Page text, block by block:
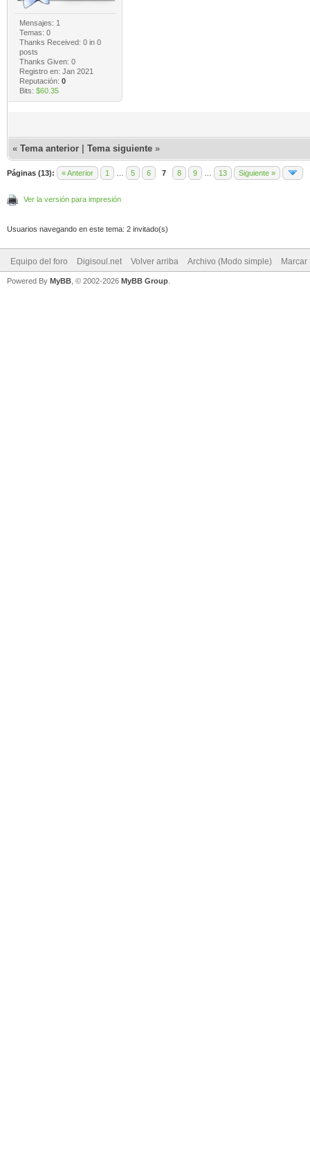
Mensajes: 1
Temas: 0
Thanks Received: 0in 0
posts
Thanks Given: 0
Registro en: Jan 2021
Reputación: 0
Bits: $60.35
« Tema anterior Tema siguiente »
Páginas (13): « Anterior 1 5 6 7 8 9 13 Siguiente »
Ver la versión para impresión
Usuarios navegando en este tema: 2 invitado(s)
Equipo del foro Digisoul.net Volver arriba Archivo (Modo simple) Marcar
Powered By MyBB , © 2002-2026 MyBB Group